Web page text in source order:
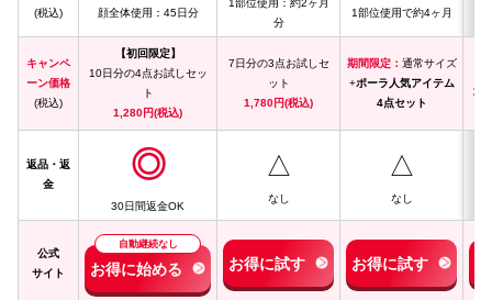
(税込)
顔全体使用：45日分
1部位使用：約2ヶ月
分
1部位使用で約4ヶ月
キャンペ
ーン価格
(税込)
【初回限定】
10日分の4点お試しセッ
ト
1,280円(税込)
7日分の3点お試しセ
ット
1,780円(税込)
期間限定： 通常サイズ
+ポーラ人気アイテム
4点セット
オ
返品・返
金
◎
30日間返金OK
△
なし
△
なし
公式
サイト
自動継続なし
お得に始める お得に試す お得に試す